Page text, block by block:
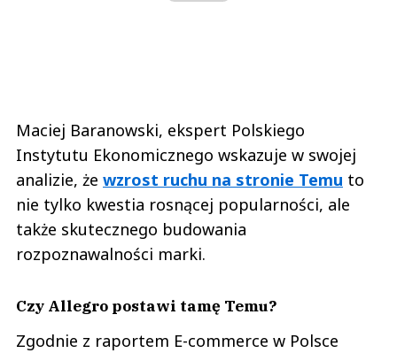
Maciej Baranowski, ekspert Polskiego
Instytutu Ekonomicznego wskazuje w swojej
analizie, że wzrost ruchu na stronie Temu to
nie tylko kwestia rosnącej popularności, ale
także skutecznego budowania
rozpoznawalności marki.
Czy Allegro postawi tamę Temu?
Zgodnie z raportem E-commerce w Polsce